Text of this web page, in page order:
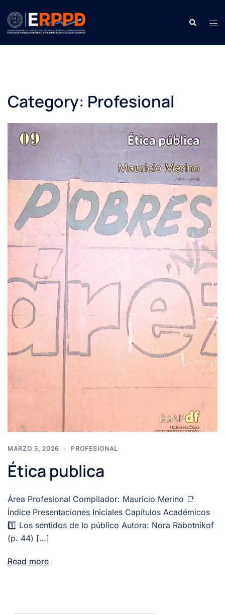
contenido
Buscar:
Category: Profesional
MARZO 5, 2026 PROFESIONAL
Ética publica
Área Profesional Compilador: Mauricio Merino 📑
Índice Presentaciones Iniciales Capítulos Académicos
1️⃣ Los sentidos de lo público Autora: Nora Rabotnikof
(p. 44) […]
Read more